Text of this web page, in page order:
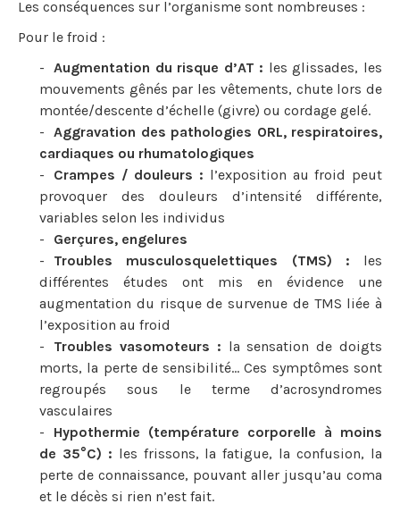
Les conséquences sur l’organisme sont nombreuses :
Pour le froid :
Augmentation du risque d’AT : les glissades, les
mouvements gênés par les vêtements, chute lors de
montée/descente d’échelle (givre) ou cordage gelé.
Aggravation des pathologies ORL, respiratoires,
cardiaques ou rhumatologiques
Crampes / douleurs : l’exposition au froid peut
provoquer des douleurs d’intensité différente,
variables selon les individus
Gerçures, engelures
Troubles musculosquelettiques (TMS) : les
différentes études ont mis en évidence une
augmentation du risque de survenue de TMS liée à
l’exposition au froid
Troubles vasomoteurs : la sensation de doigts
morts, la perte de sensibilité… Ces symptômes sont
regroupés sous le terme d’acrosyndromes
vasculaires
Hypothermie (température corporelle à moins
de 35°C) : les frissons, la fatigue, la confusion, la
perte de connaissance, pouvant aller jusqu’au coma
et le décès si rien n’est fait.